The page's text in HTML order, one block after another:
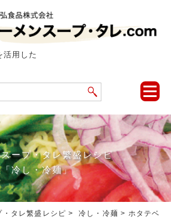
活用した
toggle
ープ・タレ繁盛レシピ
「冷し・冷麺」
・タレ繁盛レシピ >冷し・冷麺 > ホタテベ